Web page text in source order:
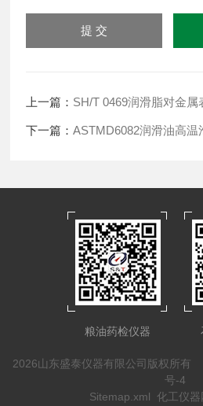
上一篇： SH/T 0469润滑脂对金属
下一篇：ASTMD6082润滑油高温
粮油药检仪器
2026山东盛泰仪器有限公司版权所有
号-4
Sitemap.xml 化工仪器